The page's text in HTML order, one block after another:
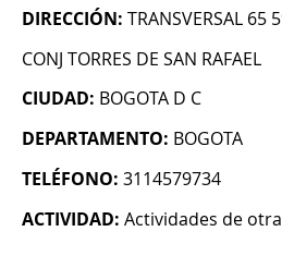
DIRECCIÓN: TRANSVERSAL 65
CONJ TORRES DE SAN RAFAEL
CIUDAD: BOGOTA D C
DEPARTAMENTO: BOGOTA
TELÉFONO: 3114579734
ACTIVIDAD: Actividades de